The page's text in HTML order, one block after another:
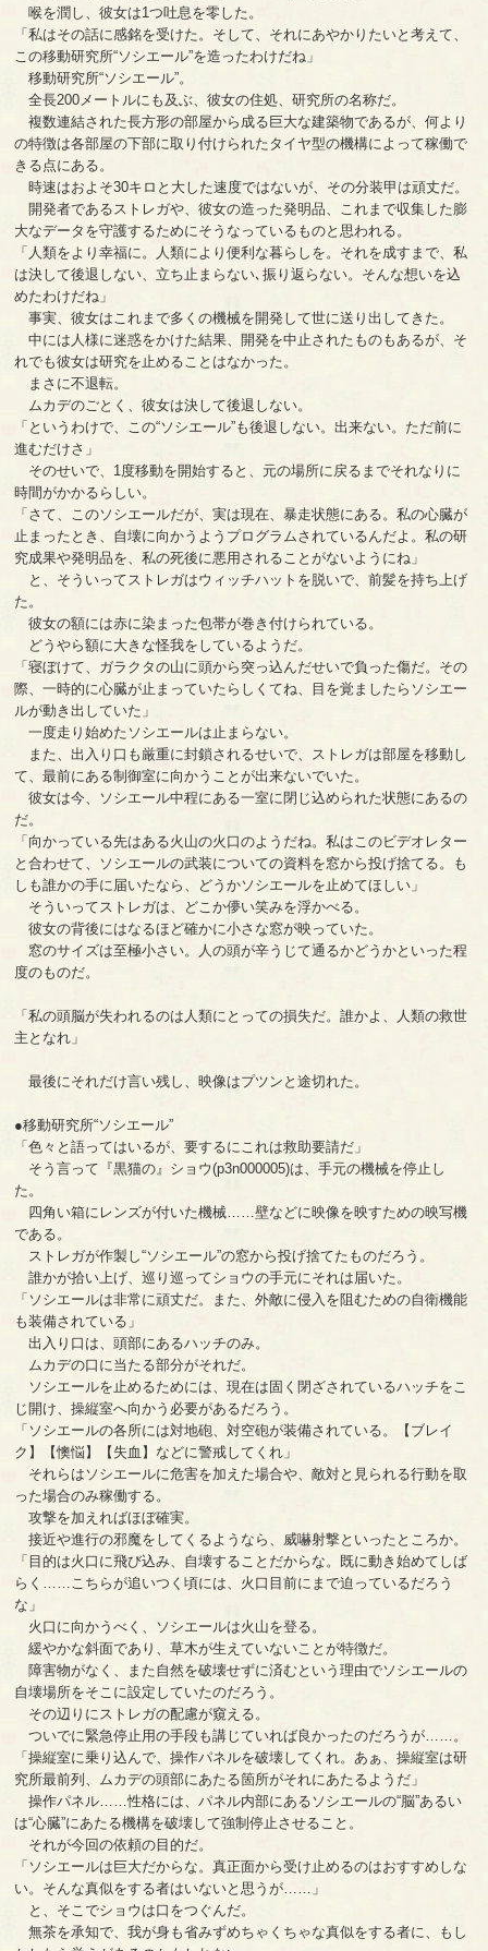
喉を潤し、彼女は1つ吐息を零した。
「私はその話に感銘を受けた。そして、それにあやかりたいと考えて、
この移動研究所“ソシエール”を造ったわけだね」
移動研究所“ソシエール”。
全長200メートルにも及ぶ、彼女の住処、研究所の名称だ。
複数連結された長方形の部屋から成る巨大な建築物であるが、何より
の特徴は各部屋の下部に取り付けられたタイヤ型の機構によって稼働で
きる点にある。
時速はおよそ30キロと大した速度ではないが、その分装甲は頑丈だ。
開発者であるストレガや、彼女の造った発明品、これまで収集した膨
大なデータを守護するためにそうなっているものと思われる。
「人類をより幸福に。人類により便利な暮らしを。それを成すまで、私
は決して後退しない、立ち止まらない､振り返らない。そんな想いを込
めたわけだね」
事実、彼女はこれまで多くの機械を開発して世に送り出してきた。
中には人様に迷惑をかけた結果、開発を中止されたものもあるが、そ
れでも彼女は研究を止めることはなかった。
まさに不退転。
ムカデのごとく、彼女は決して後退しない。
「というわけで、この“ソシエール”も後退しない。出来ない。ただ前に
進むだけさ」
そのせいで、1度移動を開始すると、元の場所に戻るまでそれなりに
時間がかかるらしい。
「さて、このソシエールだが、実は現在、暴走状態にある。私の心臓が
止まったとき、自壊に向かうようプログラムされているんだよ。私の研
究成果や発明品を、私の死後に悪用されることがないようにね」
と、そういってストレガはウィッチハットを脱いで、前髪を持ち上げ
た。
彼女の額には赤に染まった包帯が巻き付けられている。
どうやら額に大きな怪我をしているようだ。
「寝ぼけて、ガラクタの山に頭から突っ込んだせいで負った傷だ。その
際、一時的に心臓が止まっていたらしくてね、目を覚ましたらソシエー
ルが動き出していた」
一度走り始めたソシエールは止まらない。
また、出入り口も厳重に封鎖されるせいで、ストレガは部屋を移動し
て、最前にある制御室に向かうことが出来ないでいた。
彼女は今、ソシエール中程にある一室に閉じ込められた状態にあるの
だ。
「向かっている先はある火山の火口のようだね。私はこのビデオレター
と合わせて、ソシエールの武装についての資料を窓から投げ捨てる。も
しも誰かの手に届いたなら、どうかソシエールを止めてほしい」
そういってストレガは、どこか儚い笑みを浮かべる。
彼女の背後にはなるほど確かに小さな窓が映っていた。
窓のサイズは至極小さい。人の頭が辛うじて通るかどうかといった程
度のものだ。
「私の頭脳が失われるのは人類にとっての損失だ。誰かよ、人類の救世
主となれ」
最後にそれだけ言い残し、映像はプツンと途切れた。
●移動研究所“ソシエール”
「色々と語ってはいるが、要するにこれは救助要請だ」
そう言って『黒猫の』ショウ(p3n000005)は、手元の機械を停止し
た。
四角い箱にレンズが付いた機械……壁などに映像を映すための映写機
である。
ストレガが作製し“ソシエール”の窓から投げ捨てたものだろう。
誰かが拾い上げ、巡り巡ってショウの手元にそれは届いた。
「ソシエールは非常に頑丈だ。また、外敵に侵入を阻むための自衛機能
も装備されている」
出入り口は、頭部にあるハッチのみ。
ムカデの口に当たる部分がそれだ。
ソシエールを止めるためには、現在は固く閉ざされているハッチをこ
じ開け、操縦室へ向かう必要があるだろう。
「ソシエールの各所には対地砲、対空砲が装備されている。【ブレイ
ク】【懊悩】【失血】などに警戒してくれ」
それらはソシエールに危害を加えた場合や、敵対と見られる行動を取
った場合のみ稼働する。
攻撃を加えればほぼ確実。
接近や進行の邪魔をしてくるようなら、威嚇射撃といったところか。
「目的は火口に飛び込み、自壊することだからな。既に動き始めてしば
らく……こちらが追いつく頃には、火口目前にまで迫っているだろう
な」
火口に向かうべく、ソシエールは火山を登る。
緩やかな斜面であり、草木が生えていないことが特徴だ。
障害物がなく、また自然を破壊せずに済むという理由でソシエールの
自壊場所をそこに設定していたのだろう。
その辺りにストレガの配慮が窺える。
ついでに緊急停止用の手段も講じていれば良かったのだろうが……。
「操縦室に乗り込んで、操作パネルを破壊してくれ。あぁ、操縦室は研
究所最前列、ムカデの頭部にあたる箇所がそれにあたるようだ」
操作パネル……性格には、パネル内部にあるソシエールの“脳”あるい
は“心臓”にあたる機構を破壊して強制停止させること。
それが今回の依頼の目的だ。
「ソシエールは巨大だからな。真正面から受け止めるのはおすすめしな
い。そんな真似をする者はいないと思うが……」
と、そこでショウは口をつぐんだ。
無茶を承知で、我が身も省みずめちゃくちゃな真似をする者に、もし